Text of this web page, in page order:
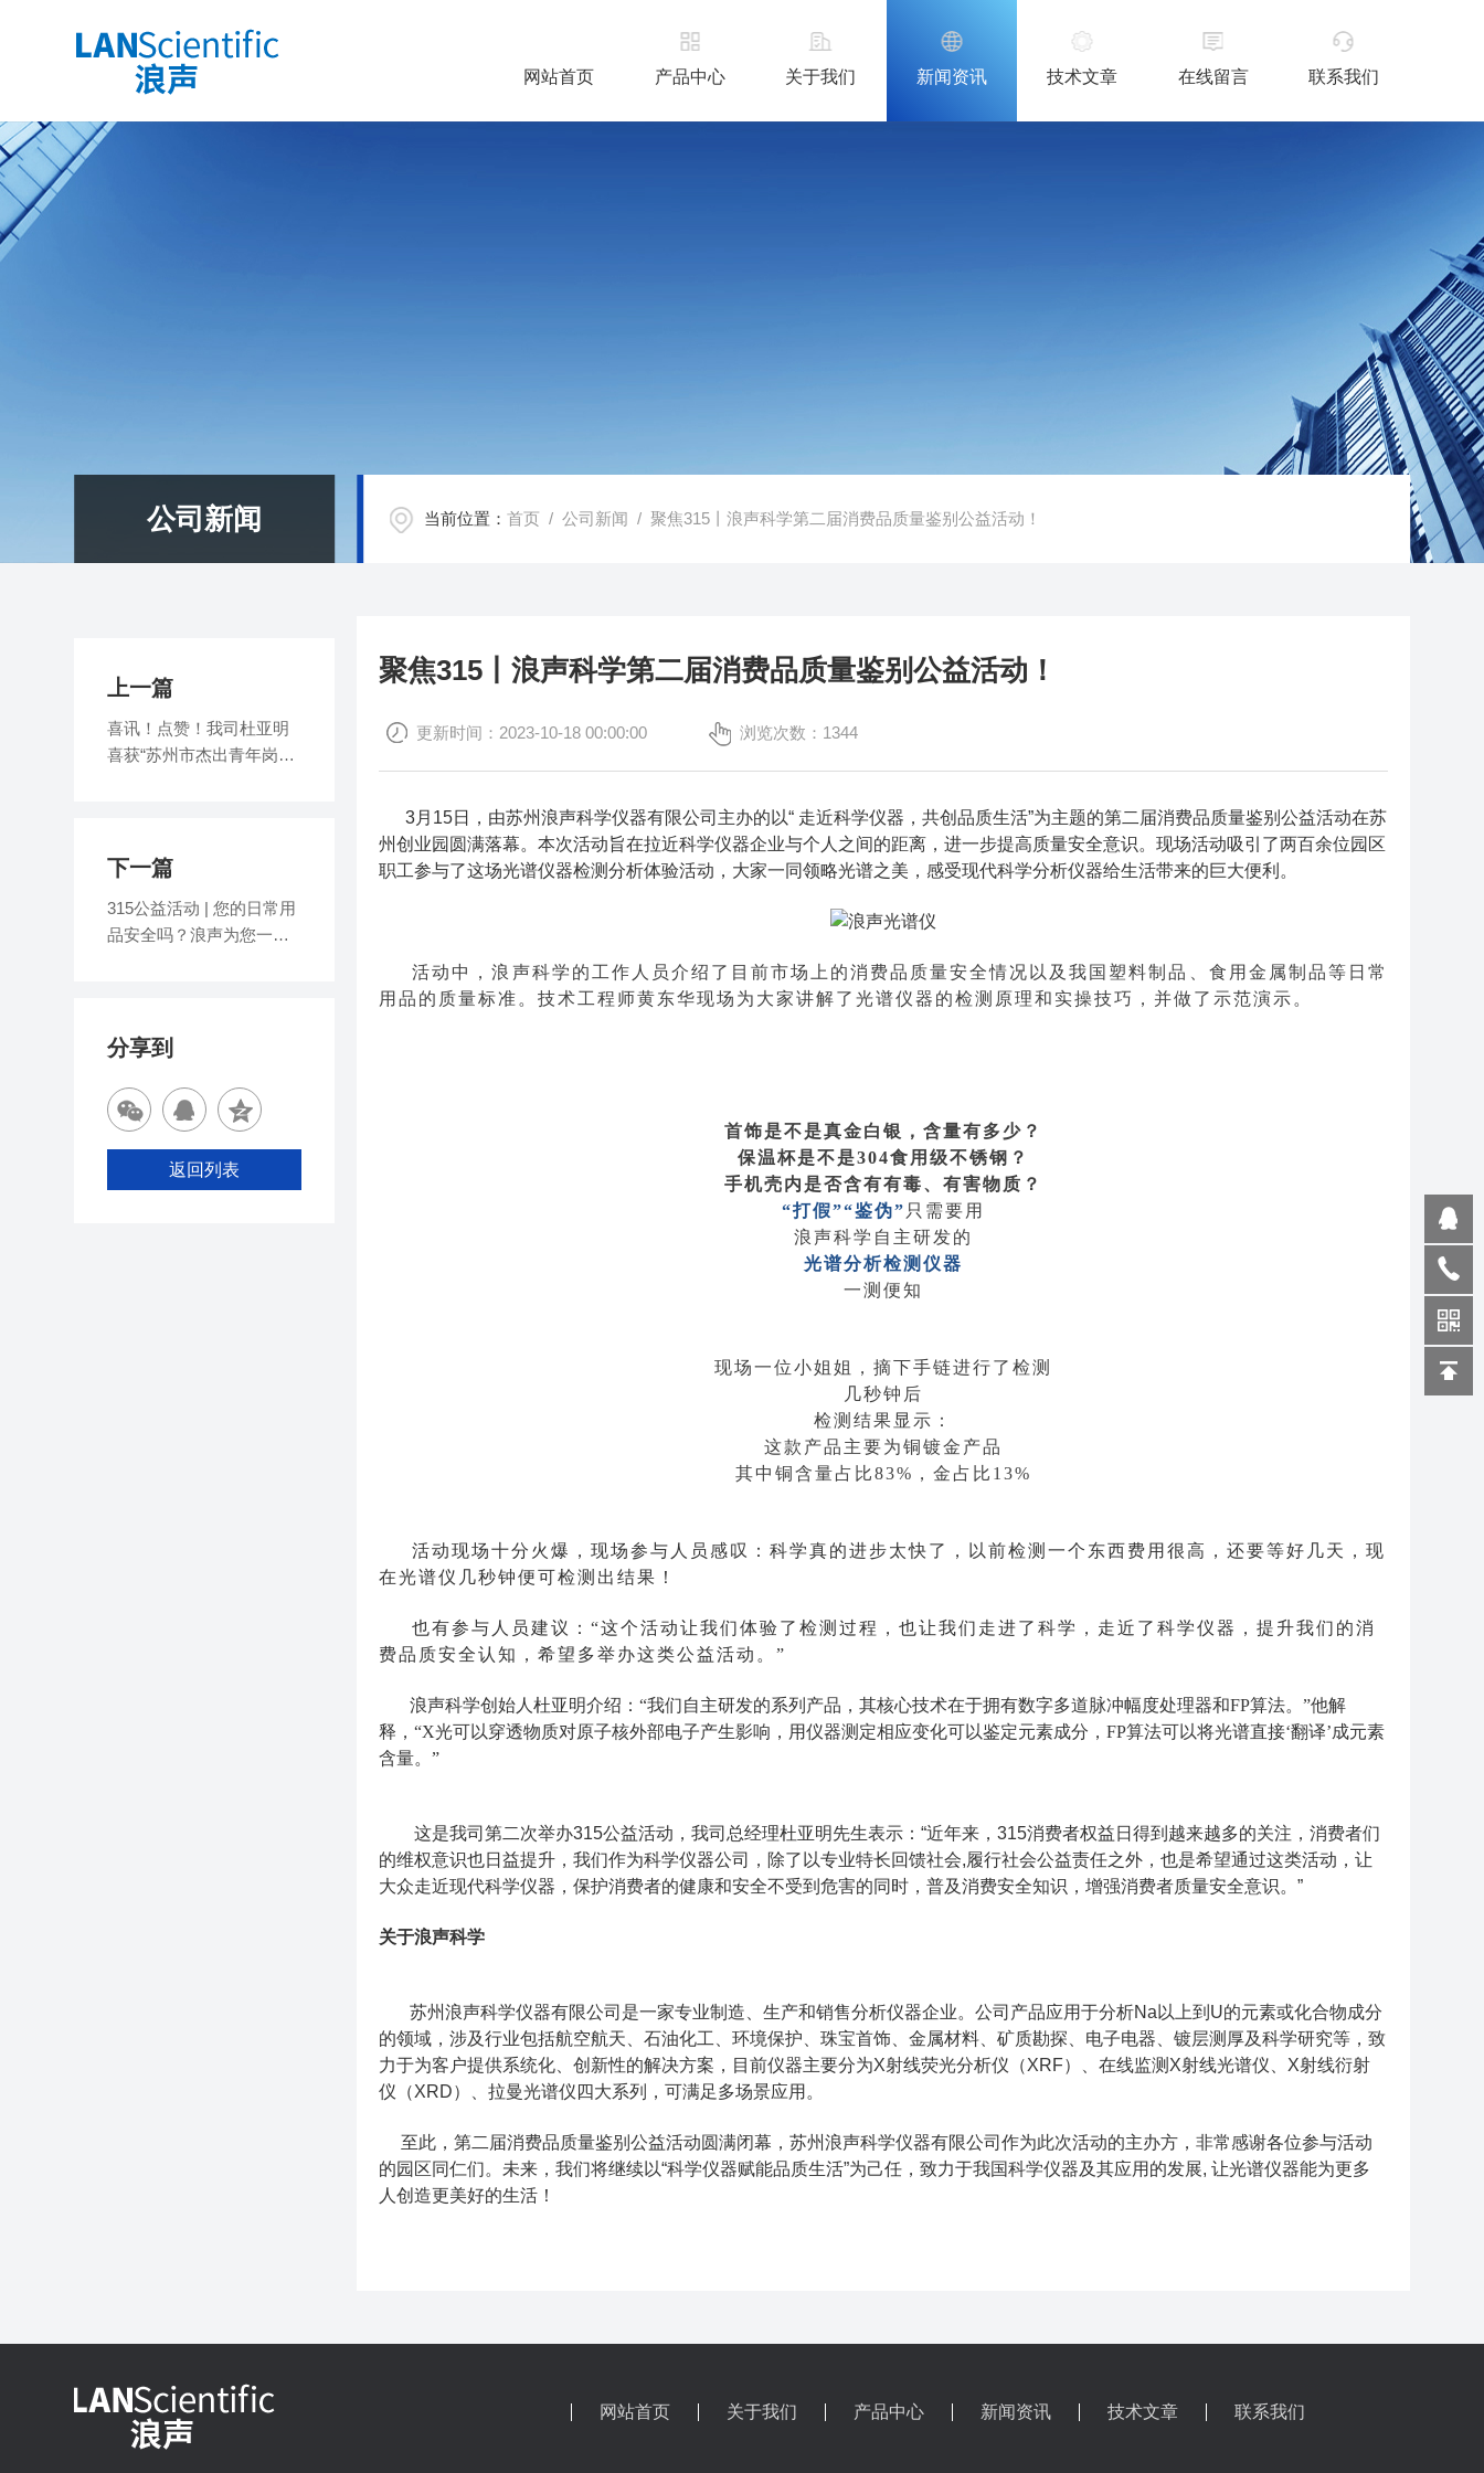
网站首页 产品中心 关于我们 新闻资讯 技术文章 在线留言 联系我们
公司新闻 当前位置：首页 /公司新闻 / 聚焦315丨浪声科学第二届消费品质量鉴别公益活动！
聚焦315丨浪声科学第二届消费品质量鉴别公益活动！
更新时间：2023-10-18 00:00:00 浏览次数：1344
3月15日，由苏州浪声科学仪器有限公司主办的以“ 走近科学仪器，共创品质生活”为主题的第二届消费品质量鉴别公益活动在苏
州创业园圆满落幕。本次活动旨在拉近科学仪器企业与个人之间的距离，进一步提高质量安全意识。现场活动吸引了两百余位园区
职工参与了这场光谱仪器检测分析体验活动，大家一同领略光谱之美，感受现代科学分析仪器给生活带来的巨大便利。
活动中，浪声科学的工作人员介绍了目前市场上的消费品质量安全情况以及我国塑料制品、食用金属制品等日常
用品的质量标准。技术工程师黄东华现场为大家讲解了光谱仪器的检测原理和实操技巧，并做了示范演示。
首饰是不是真金白银，含量有多少？
保温杯是不是304食用级不锈钢？
手机壳内是否含有有毒、有害物质？
“打假”“鉴伪” 只需要用
浪声科学自主研发的
光谱分析检测仪器
一测便知
现场一位小姐姐，摘下手链进行了检测
几秒钟后
检测结果显示：
这款产品主要为铜镀金产品
其中铜含量占比83%，金占比13%
活动现场十分火爆，现场参与人员感叹：科学真的进步太快了，以前检测一个东西费用很高，还要等好几天，现
在光谱仪几秒钟便可检测出结果！
也有参与人员建议：“这个活动让我们体验了检测过程，也让我们走进了科学，走近了科学仪器，提升我们的消
费品质安全认知，希望多举办这类公益活动。”
浪声科学创始人杜亚明介绍：“我们自主研发的系列产品，其核心技术在于拥有数字多道脉冲幅度处理器和FP算法。”他解
释，“X光可以穿透物质对原子核外部电子产生影响，用仪器测定相应变化可以鉴定元素成分，FP算法可以将光谱直接‘翻译’成元素
含量。”
这是我司第二次举办315公益活动，我司总经理杜亚明先生表示：“近年来，315消费者权益日得到越来越多的关注，消费者们
的维权意识也日益提升，我们作为科学仪器公司，除了以专业特长回馈社会,履行社会公益责任之外，也是希望通过这类活动，让
大众走近现代科学仪器，保护消费者的健康和安全不受到危害的同时，普及消费安全知识，增强消费者质量安全意识。”
关于浪声科学
苏州浪声科学仪器有限公司是一家专业制造、生产和销售分析仪器企业。公司产品应用于分析Na以上到U的元素或化合物成分
的领域，涉及行业包括航空航天、石油化工、环境保护、珠宝首饰、金属材料、矿质勘探、电子电器、镀层测厚及科学研究等，致
力于为客户提供系统化、创新性的解决方案，目前仪器主要分为X射线荧光分析仪（XRF）、在线监测X射线光谱仪、X射线衍射
仪（XRD）、拉曼光谱仪四大系列，可满足多场景应用。
至此，第二届消费品质量鉴别公益活动圆满闭幕，苏州浪声科学仪器有限公司作为此次活动的主办方，非常感谢各位参与活动
的园区同仁们。未来，我们将继续以“科学仪器赋能品质生活”为己任，致力于我国科学仪器及其应用的发展, 让光谱仪器能为更多
人创造更美好的生活！
上一篇
喜讯！点赞！我司杜亚明
喜获“苏州市杰出青年岗位
下一篇
315公益活动 | 您的日常用
品安全吗？浪声为您一测
分享到
返回列表
网站首页 关于我们 产品中心 新闻资讯 技术文章 联系我们